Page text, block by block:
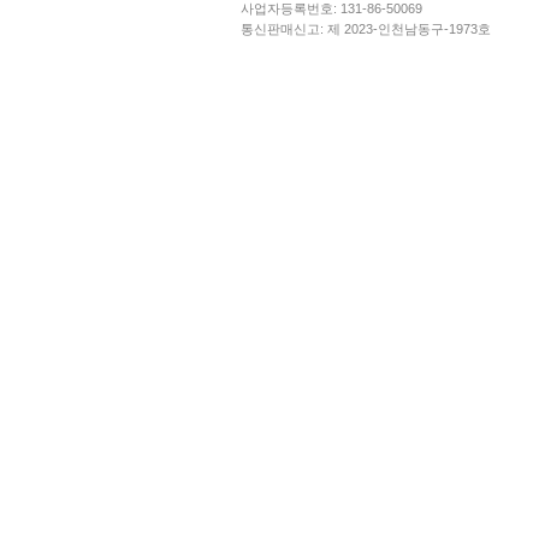
사업자등록번호: 131-86-50069
통신판매신고: 제 2023-인천남동구-1973호